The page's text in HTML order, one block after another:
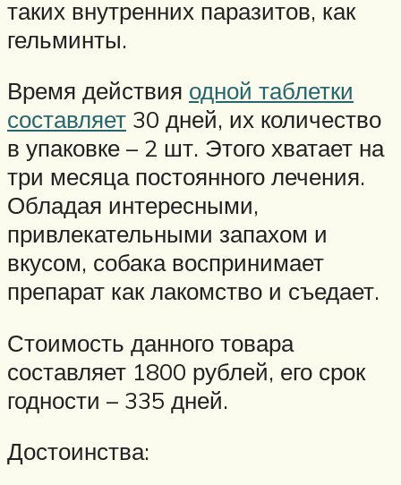
таких внутренних паразитов, как
гельминты.
Время действия одной таблетки
составляет 30 дней, их количество
в упаковке – 2 шт. Этого хватает на
три месяца постоянного лечения.
Обладая интересными,
привлекательными запахом и
вкусом, собака воспринимает
препарат как лакомство и съедает.
Стоимость данного товара
составляет 1800 рублей, его срок
годности – 335 дней.
Достоинства: